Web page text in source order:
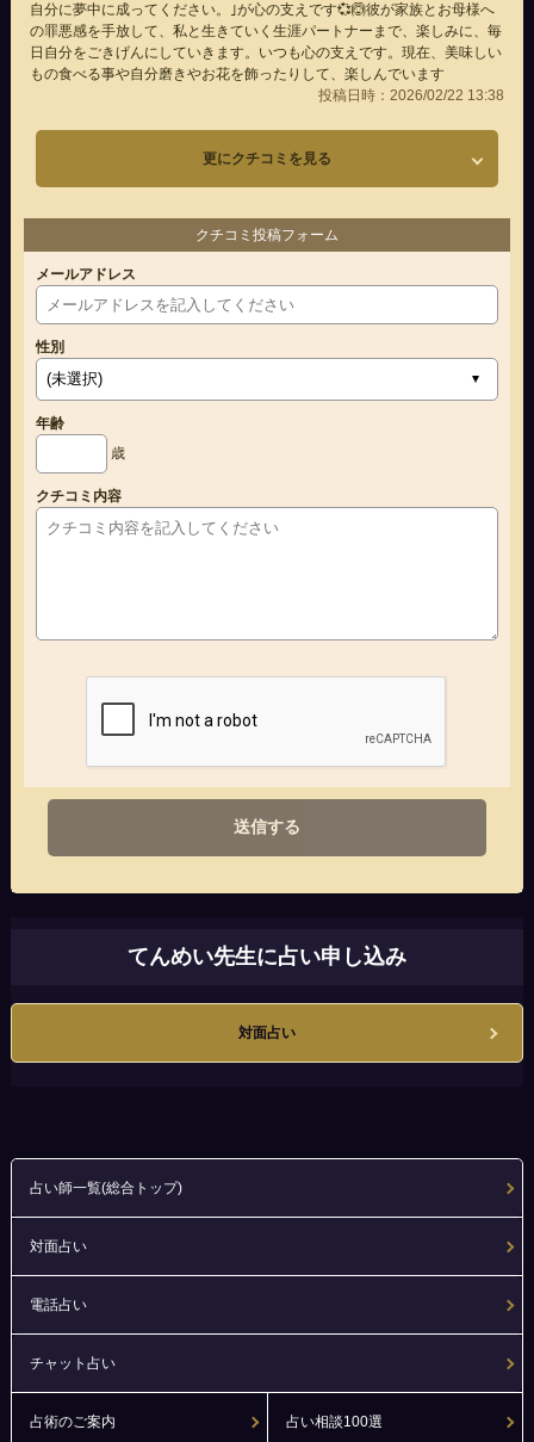
自分に夢中に成ってください。｣が心の支えです💞🙆彼が家族とお母様へ
の罪悪感を手放して、私と生きていく生涯パートナーまで、楽しみに、毎
日自分をごきげんにしていきます。いつも心の支えです。現在、美味しい
もの食べる事や自分磨きやお花を飾ったりして、楽しんでいます
投稿日時：2026/02/22 13:38
更にクチコミを見る
クチコミ投稿フォーム
メールアドレス
性別
年齢
歳
クチコミ内容
送信する
てんめい先生に占い申し込み
対面占い
占い師一覧(総合トップ)
対面占い
電話占い
チャット占い
占術のご案内 占い相談100選